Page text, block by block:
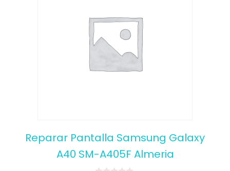
Reparar Pantalla Samsung Galaxy
A40 SM-A405F Almeria